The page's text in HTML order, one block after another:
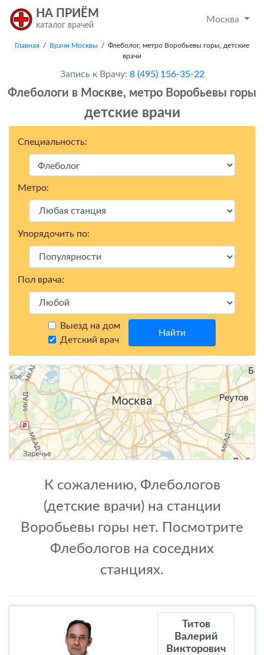
НА ПРИЁМ
каталог врачей
Москва
Главная / Врачи Москвы / Флеболог, метро Воробьевы горы, детские
врачи
Запись к Врачу: 8 (495) 156-35-22
Флебологи в Москвe, метро Воробьевы горы
детские врачи
Специальность:
Метро:
Упорядочить по:
Пол врача:
Выезд на дом
Детский врач
Найти
К сожалению, Флебологов
(детские врачи) на станции
Воробьевы горы нет. Посмотрите
Флебологов на соседних
станциях.
Титов
Валерий
Викторович